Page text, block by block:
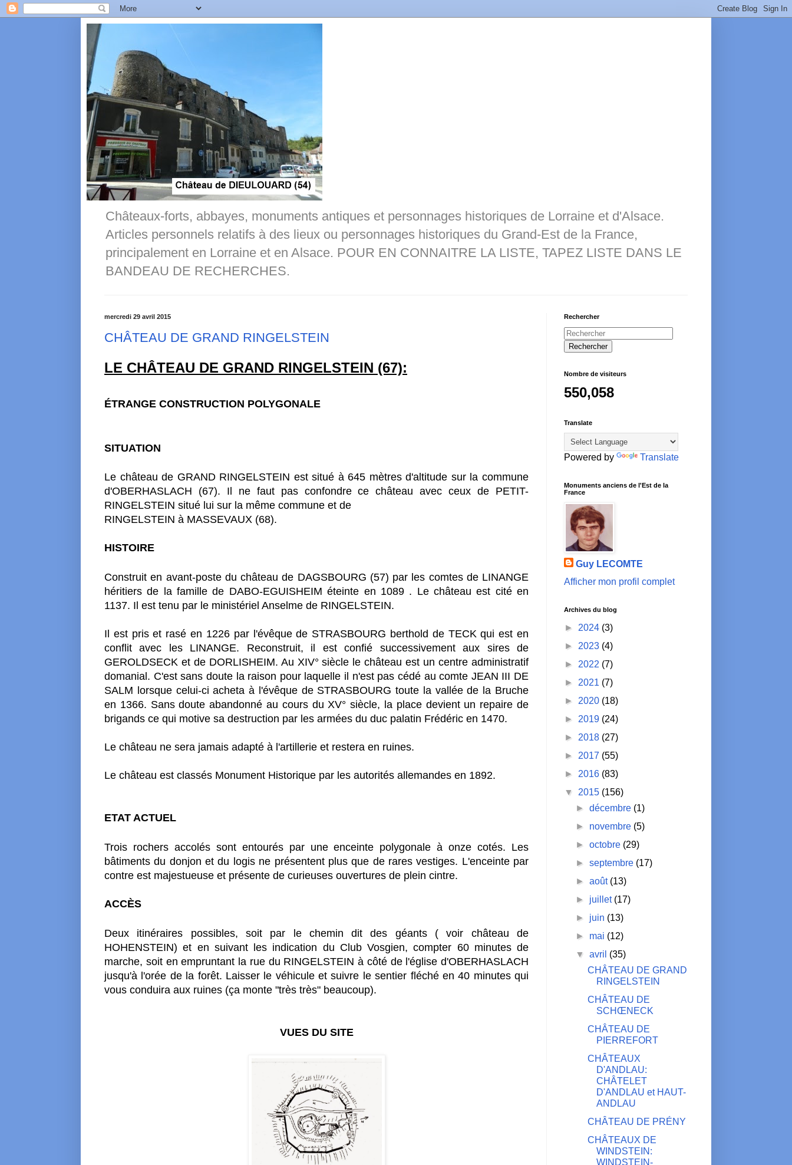
Châteaux-forts, abbayes, monuments antiques et personnages historiques de Lorraine et d'Alsace.
Articles personnels relatifs à des lieux ou personnages historiques du Grand-Est de la France,
principalement en Lorraine et en Alsace. POUR EN CONNAITRE LA LISTE, TAPEZ LISTE DANS LE
BANDEAU DE RECHERCHES.
mercredi 29 avril 2015
CHÂTEAU DE GRAND RINGELSTEIN
LE CHÂTEAU DE GRAND RINGELSTEIN (67):
ÉTRANGE CONSTRUCTION POLYGONALE
SITUATION
Le château de GRAND RINGELSTEIN est situé à 645 mètres d'altitude sur la commune
d'OBERHASLACH (67). Il ne faut pas confondre ce château avec ceux de PETIT-
RINGELSTEIN situé lui sur la même commune et de
RINGELSTEIN à MASSEVAUX (68).
HISTOIRE
Construit en avant-poste du château de DAGSBOURG (57) par les comtes de LINANGE
héritiers de la famille de DABO-EGUISHEIM éteinte en 1089 . Le château est cité en
1137. Il est tenu par le ministériel Anselme de RINGELSTEIN.
Il est pris et rasé en 1226 par l'évêque de STRASBOURG berthold de TECK qui est en
conflit avec les LINANGE. Reconstruit, il est confié successivement aux sires de
GEROLDSECK et de DORLISHEIM. Au XIV° siècle le château est un centre administratif
domanial. C'est sans doute la raison pour laquelle il n'est pas cédé au comte JEAN III DE
SALM lorsque celui-ci acheta à l'évêque de STRASBOURG toute la vallée de la Bruche
en 1366. Sans doute abandonné au cours du XV° siècle, la place devient un repaire de
brigands ce qui motive sa destruction par les armées du duc palatin Frédéric en 1470.
Le château ne sera jamais adapté à l'artillerie et restera en ruines.
Le château est classés Monument Historique par les autorités allemandes en 1892.
ETAT ACTUEL
Trois rochers accolés sont entourés par une enceinte polygonale à onze cotés. Les
bâtiments du donjon et du logis ne présentent plus que de rares vestiges. L'enceinte par
contre est majestueuse et présente de curieuses ouvertures de plein cintre.
ACCÈS
Deux itinéraires possibles, soit par le chemin dit des géants ( voir château de
HOHENSTEIN) et en suivant les indication du Club Vosgien, compter 60 minutes de
marche, soit en empruntant la rue du RINGELSTEIN à côté de l'église d'OBERHASLACH
jusqu'à l'orée de la forêt. Laisser le véhicule et suivre le sentier fléché en 40 minutes qui
vous conduira aux ruines (ça monte "très très" beaucoup).
VUES DU SITE
Rechercher
Nombre de visiteurs
550,058
Translate
Powered by Translate
Monuments anciens de l'Est de la
France
Guy LECOMTE
Afficher mon profil complet
Archives du blog
► 2024 (3)
► 2023 (4)
► 2022 (7)
► 2021 (7)
► 2020 (18)
► 2019 (24)
► 2018 (27)
► 2017 (55)
► 2016 (83)
▼ 2015 (156)
►décembre (1)
► novembre (5)
►octobre (29)
►septembre (17)
►août (13)
► juillet (17)
► juin (13)
► mai (12)
▼avril (35)
CHÂTEAU DE GRAND
RINGELSTEIN
CHÂTEAU DE
SCHŒNECK
CHÂTEAU DE
PIERREFORT
CHÂTEAUX
D'ANDLAU:
CHÂTELET
D'ANDLAU et HAUT-
ANDLAU
CHÂTEAU DE PRÉNY
CHÂTEAUX DE
WINDSTEIN:
WINDSTEIN-